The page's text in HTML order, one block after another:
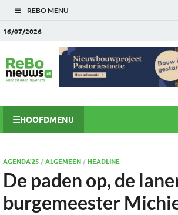
REBO MENU
16/07/2026
HOOFDMENU
AGENDA'25/ALGEMEEN/ HEADLINE
De paden op, de
burgemeester